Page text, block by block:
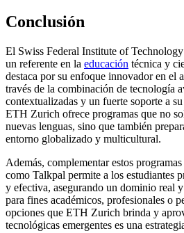
Conclusión
El Swiss Federal Institute of
un referente en la educación técnica y
destaca por su enfoque innovador en el
través de la combinación de tecnología
contextualizadas y un fuerte soporte a
ETH Zurich ofrece programas que no
nuevas lenguas, sino que también
entorno globalizado y multicultural.
Además, complementar estos
como Talkpal permite a los estudiantes
y efectiva, asegurando un dominio real
para fines académicos, profesionales o
opciones que ETH Zurich brinda y
tecnológicas emergentes es una